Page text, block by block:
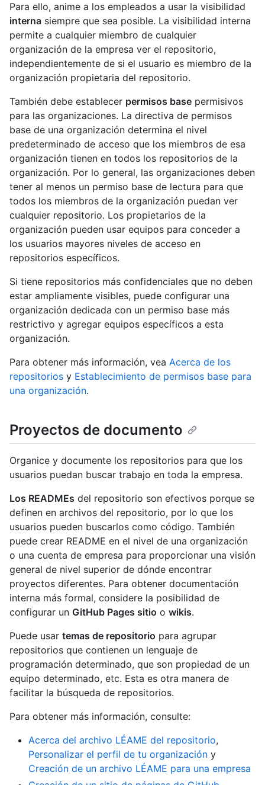
Para ello, anime a los empleados a usar la visibilidad
interna siempre que sea posible. La visibilidad interna
permite a cualquier miembro de cualquier
organización de la empresa ver el repositorio,
independientemente de si el usuario es miembro de la
organización propietaria del repositorio.
También debe establecer permisos base permisivos
para las organizaciones. La directiva de permisos
base de una organización determina el nivel
predeterminado de acceso que los miembros de esa
organización tienen en todos los repositorios de la
organización. Por lo general, las organizaciones deben
tener al menos un permiso base de lectura para que
todos los miembros de la organización puedan ver
cualquier repositorio. Los propietarios de la
organización pueden usar equipos para conceder a
los usuarios mayores niveles de acceso en
repositorios específicos.
Si tiene repositorios más confidenciales que no deben
estar ampliamente visibles, puede configurar una
organización dedicada con un permiso base más
restrictivo y agregar equipos específicos a esta
organización.
Para obtener más información, vea Acerca de los
repositorios y Establecimiento de permisos base para
una organización.
Proyectos de documento
Organice y documente los repositorios para que los
usuarios puedan buscar trabajo en toda la empresa.
Los READMEs del repositorio son efectivos porque se
definen en archivos del repositorio, por lo que los
usuarios pueden buscarlos como código. También
puede crear README en el nivel de una organización
o una cuenta de empresa para proporcionar una visión
general de nivel superior de dónde encontrar
proyectos diferentes. Para obtener documentación
interna más formal, considere la posibilidad de
configurar un GitHub Pages sitio o wikis.
Puede usar temas de repositorio para agrupar
repositorios que contienen un lenguaje de
programación determinado, que son propiedad de un
equipo determinado, etc. Esta es otra manera de
facilitar la búsqueda de repositorios.
Para obtener más información, consulte:
Acerca del archivo LÉAME del repositorio,
Personalizar el perfil de tu organización y
Creación de un archivo LÉAME para una empresa